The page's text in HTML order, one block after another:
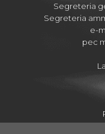
Segreteria
Segreteria
e-
pec